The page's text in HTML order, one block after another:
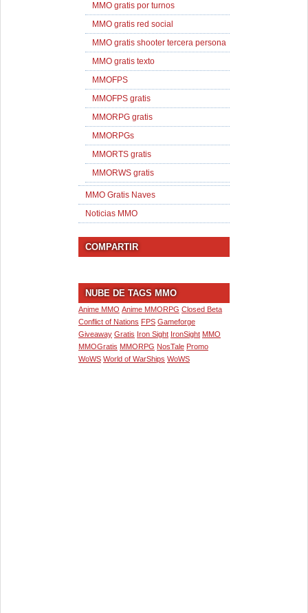
MMO gratis por turnos
MMO gratis red social
MMO gratis shooter tercera persona
MMO gratis texto
MMOFPS
MMOFPS gratis
MMORPG gratis
MMORPGs
MMORTS gratis
MMORWS gratis
MMO Gratis Naves
Noticias MMO
COMPARTIR
NUBE DE TAGS MMO
Anime MMO Anime MMORPG Closed Beta
Conflict of Nations FPS Gameforge
Giveaway Gratis Iron Sight IronSight MMO
MMOGratis MMORPG NosTale Promo
WoWS World of WarShips WoWS